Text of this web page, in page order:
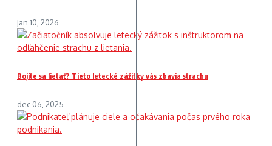
jan 10, 2026
Bojíte sa lietať? Tieto letecké zážitky vás zbavia strachu
dec 06, 2025